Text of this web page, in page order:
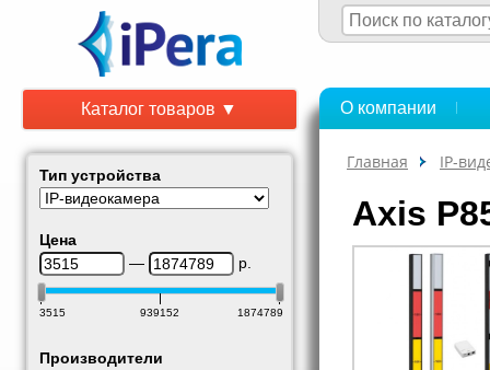
Каталог товаров ▼
Тип устройства
Цена
—
р.
3515 939152 1874789
Производители
О компании
Главная IP-
Axis